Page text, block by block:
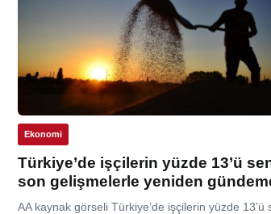
Ekonomi
Türkiye’de işçilerin yüzde 13’ü
son gelişmelerle yeniden
AA kaynak görseli Türkiye’de işçilerin yüzde 13’ü